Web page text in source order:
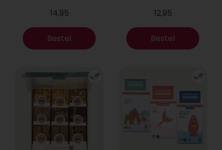
14,95
Bestel
12,95
Bestel